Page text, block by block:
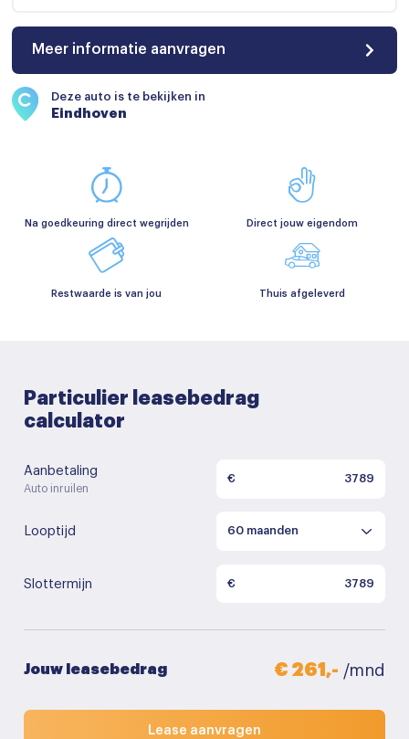
Meer informatie aanvragen
Deze auto is te bekijken in
Eindhoven
Na goedkeuring direct wegrijden Direct jouw eigendom
Restwaarde is van jou Thuis afgeleverd
Particulier leasebedrag
calculator
Aanbetaling
Auto inruilen
€
Looptijd
Slottermijn €
Jouw leasebedrag € 261,- /mnd
Lease aanvragen